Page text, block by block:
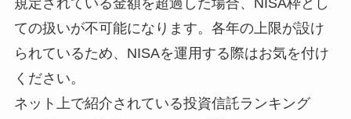
ての扱いが不可能になります。各年の上限が設け
られているため、NISAを運用する際はお気を付け
ください。
ネット上で紹介されている投資信託ランキング